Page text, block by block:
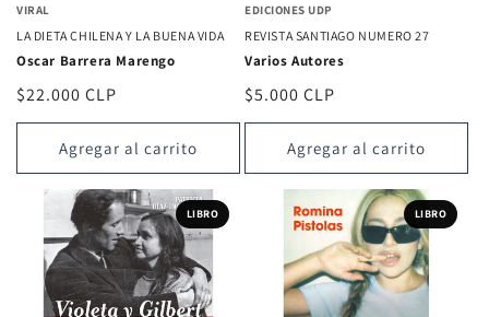
VIRAL
LA DIETA CHILENA Y LA BUENA VIDA
Oscar Barrera Marengo
Precio
habitual
$22.000 CLP
Agregar al carrito
EDICIONES UDP
REVISTA SANTIAGO NUMERO 27
Varios Autores
Precio
habitual
$5.000 CLP
Agregar al carrito
LIBRO LIBRO